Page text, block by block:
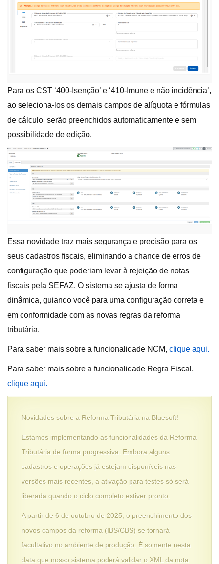
Para os CST ‘400-Isenção’ e ‘410-Imune e não incidência’,
ao seleciona-los os demais campos de alíquota e fórmulas
de cálculo, serão preenchidos automaticamente e sem
possibilidade de edição.
Essa novidade traz mais segurança e precisão para os
seus cadastros fiscais, eliminando a chance de erros de
configuração que poderiam levar à rejeição de notas
fiscais pela SEFAZ. O sistema se ajusta de forma
dinâmica, guiando você para uma configuração correta e
em conformidade com as novas regras da reforma
tributária.
Para saber mais sobre a funcionalidade NCM, clique aqui.
Para saber mais sobre a funcionalidade Regra Fiscal,
clique aqui.
Novidades sobre a Reforma Tributária na Bluesoft!
Estamos implementando as funcionalidades da Reforma
Tributária de forma progressiva. Embora alguns
cadastros e operações já estejam disponíveis nas
versões mais recentes, a ativação para testes só será
liberada quando o ciclo completo estiver pronto.
A partir de 6 de outubro de 2025, o preenchimento dos
novos campos da reforma (IBS/CBS) se tornará
facultativo no ambiente de produção. É somente nesta
data que nosso sistema poderá validar o XML da nota